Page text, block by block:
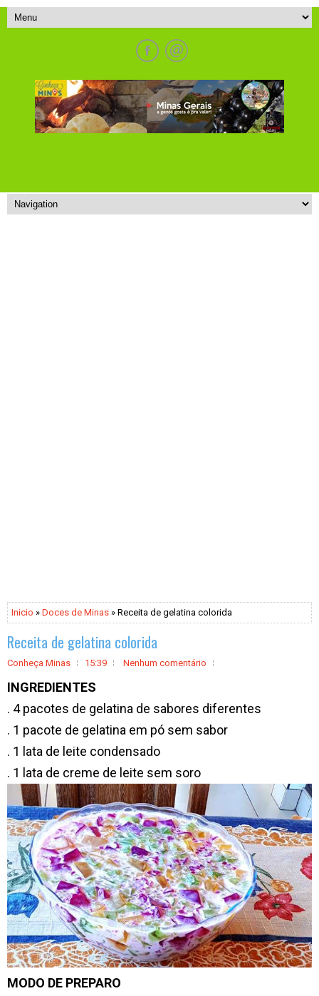
Inicio » Doces de Minas » Receita de gelatina colorida
Receita de gelatina colorida
Conheça Minas 15:39 Nenhum comentário
INGREDIENTES
. 4 pacotes de gelatina de sabores diferentes
. 1 pacote de gelatina em pó sem sabor
. 1 lata de leite condensado
. 1 lata de creme de leite sem soro
MODO DE PREPARO